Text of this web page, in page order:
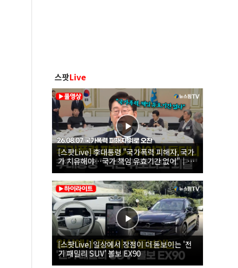
스팟Live
[스팟Live] 李대통령 "국가폭력 피해자, 국가
가 치유해야…국가 책임 유효기간 없어"｜
26.08.07 국가폭력 피해자 위로 오찬
[스팟Live] 일상에서 장점이 더 돋보이는 '전
기 패밀리 SUV' 볼보 EX90